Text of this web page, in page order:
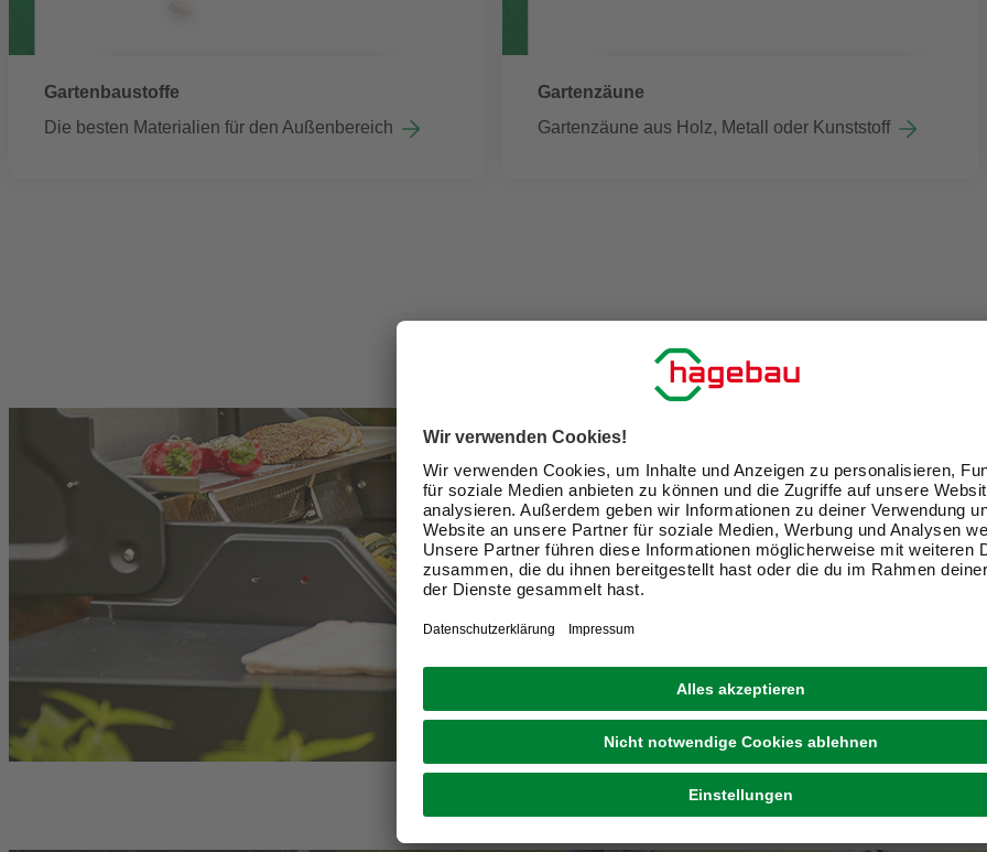
Gartenbaustoffe
Die besten Materialien für den Außenbereich
Gartenzäune
Gartenzäune aus Holz, Metall oder Kunststoff
GRILLS
ZUM SORTIMENT